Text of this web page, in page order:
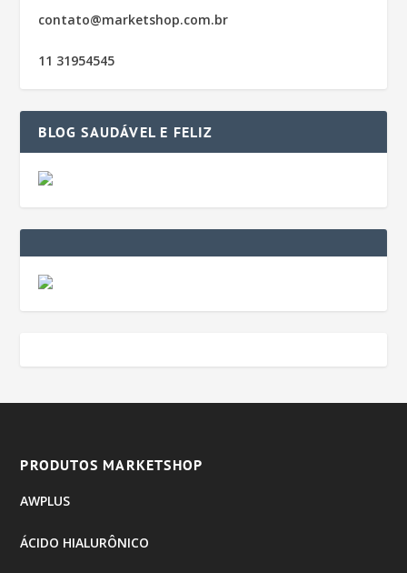
contato@marketshop.com.br
11 31954545
BLOG SAUDÁVEL E FELIZ
PRODUTOS MARKETSHOP
AWPLUS
ÁCIDO HIALURÔNICO